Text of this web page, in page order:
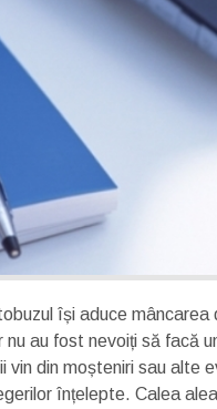
își aduce
au fost nevoiți să facă
vin din moșteniri sau alte
înțelepte. Calea